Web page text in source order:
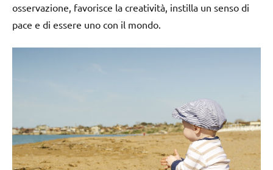
osservazione, favorisce la creatività, instilla un senso di
pace e di essere uno con il mondo.